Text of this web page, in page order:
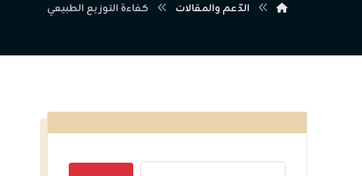
الدّعم والمقالات كفاءة التوزيع الطبيعي